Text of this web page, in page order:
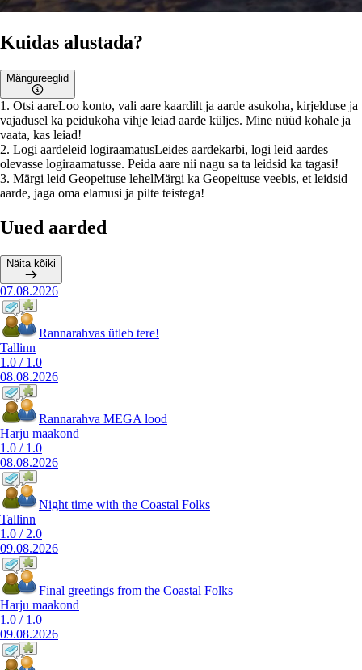
Kuidas alustada?
Mängureeglid
1 . Otsi aareLoo konto, vali aare kaardilt ja aarde asukoha, kirjelduse ja
vajadusel ka peidukoha vihje leiad aarde küljes. Mine nüüd kohale ja
vaata, kas leiad!
2. Logi aardeleid logiraamatusLeides aardekarbi, logi leid aardes
olevasse logiraamatusse. Peida aare nii nagu sa ta leidsid ka tagasi!
3. Märgi leid Geopeituse lehelMärgi ka Geopeituse veebis, et leidsid
aarde, jaga oma elamusi ja pilte teistega!
Uued aarded
Näita kõiki
07.08.2026
Rannarahvas ütleb tere!
Tallinn
1.0 / 1.0
08.08.2026
Rannarahva MEGA lood
Harju maakond
1.0 / 1.0
08.08.2026
Night time with the Coastal Folks
Tallinn
1.0 / 2.0
09.08.2026
Final greetings from the Coastal Folks
Harju maakond
1.0 / 1.0
09.08.2026